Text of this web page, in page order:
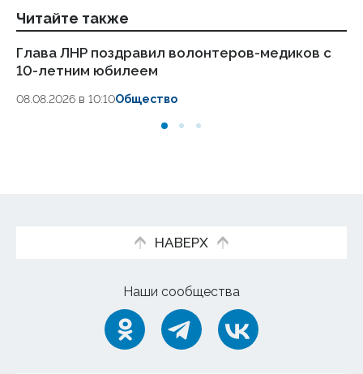
Читайте также
Глава ЛНР поздравил волонтеров-медиков с
10-летним юбилеем
08.08.2026 в 10:10Общество
НАВЕРХ
Наши сообщества